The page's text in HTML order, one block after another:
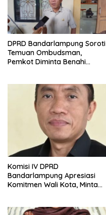
DPRD Bandarlampung Soroti
Temuan Ombudsman,
Pemkot Diminta Benahi
Komisi IV DPRD
Bandarlampung Apresiasi
Komitmen Wali Kota, Minta